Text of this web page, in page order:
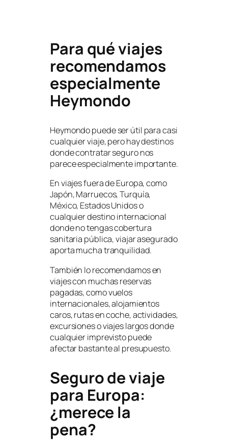
Para qué viajes
recomendamos
especialmente
Heymondo
Heymondo puede ser útil para casi
cualquier viaje, pero hay destinos
donde contratar seguro nos
parece especialmente importante.
En viajes fuera de Europa, como
Japón, Marruecos, Turquía,
México, Estados Unidos o
cualquier destino internacional
donde no tengas cobertura
sanitaria pública, viajar asegurado
aporta mucha tranquilidad.
También lo recomendamos en
viajes con muchas reservas
pagadas, como vuelos
internacionales, alojamientos
caros, rutas en coche, actividades,
excursiones o viajes largos donde
cualquier imprevisto puede
afectar bastante al presupuesto.
Seguro de viaje
para Europa:
¿merece la
pena?